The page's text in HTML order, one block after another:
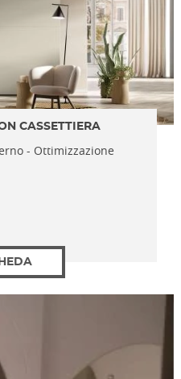
CASSETTIERA
- Ottimizzazione